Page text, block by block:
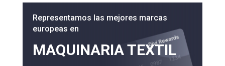
Representamos las mejores marcas
europeas en
MAQUINARIA TEXTIL